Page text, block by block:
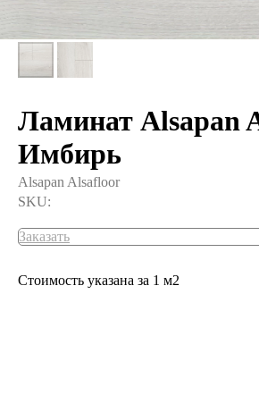
Ламинат Alsapan
Имбирь
Alsapan Alsafloor
SKU:
Заказать
Стоимость указана за 1 м2